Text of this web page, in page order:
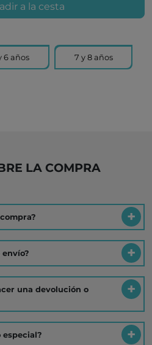
a la cesta
6 años 7 y 8 años
LA COMPRA
envío?
una devolución o
especial?